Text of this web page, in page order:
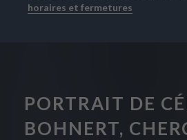
menu
contenu
la
horaires et fermetures
PORTRAIT DE
BOHNERT,